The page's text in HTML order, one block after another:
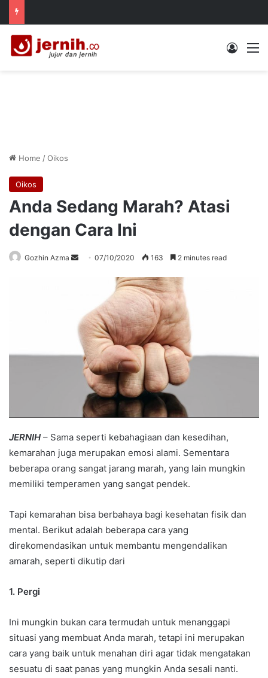
Log In
Home /Oikos
Oikos
Anda Sedang Marah? Atasi
dengan Cara Ini
Gozhin Azma
Send07/10/2020 163 2 minutes read
JERNIH – Sama seperti kebahagiaan dan kesedihan,
kemarahan juga merupakan emosi alami. Sementara
beberapa orang sangat jarang marah, yang lain mungkin
memiliki temperamen yang sangat pendek.
Tapi kemarahan bisa berbahaya bagi kesehatan fisik dan
mental. Berikut adalah beberapa cara yang
direkomendasikan untuk membantu mengendalikan
amarah, seperti dikutip dari
1. Pergi
Ini mungkin bukan cara termudah untuk menanggapi
situasi yang membuat Anda marah, tetapi ini merupakan
cara yang baik untuk menahan diri agar tidak mengatakan
sesuatu di saat panas yang mungkin Anda sesali nanti.